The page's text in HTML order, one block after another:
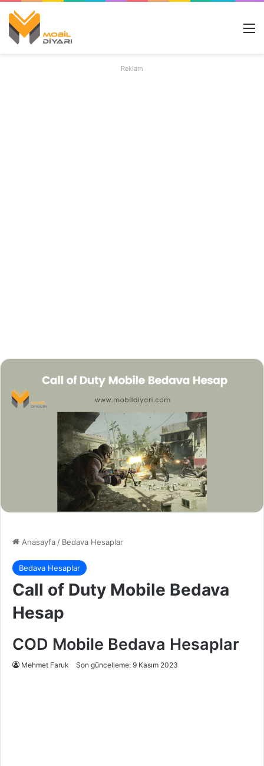
Reklam
Anasayfa/ Bedava Hesaplar
Bedava Hesaplar
Call of Duty Mobile Bedava
Hesap
COD Mobile Bedava Hesaplar
Mehmet Faruk Son güncelleme: 9 Kasım 2023